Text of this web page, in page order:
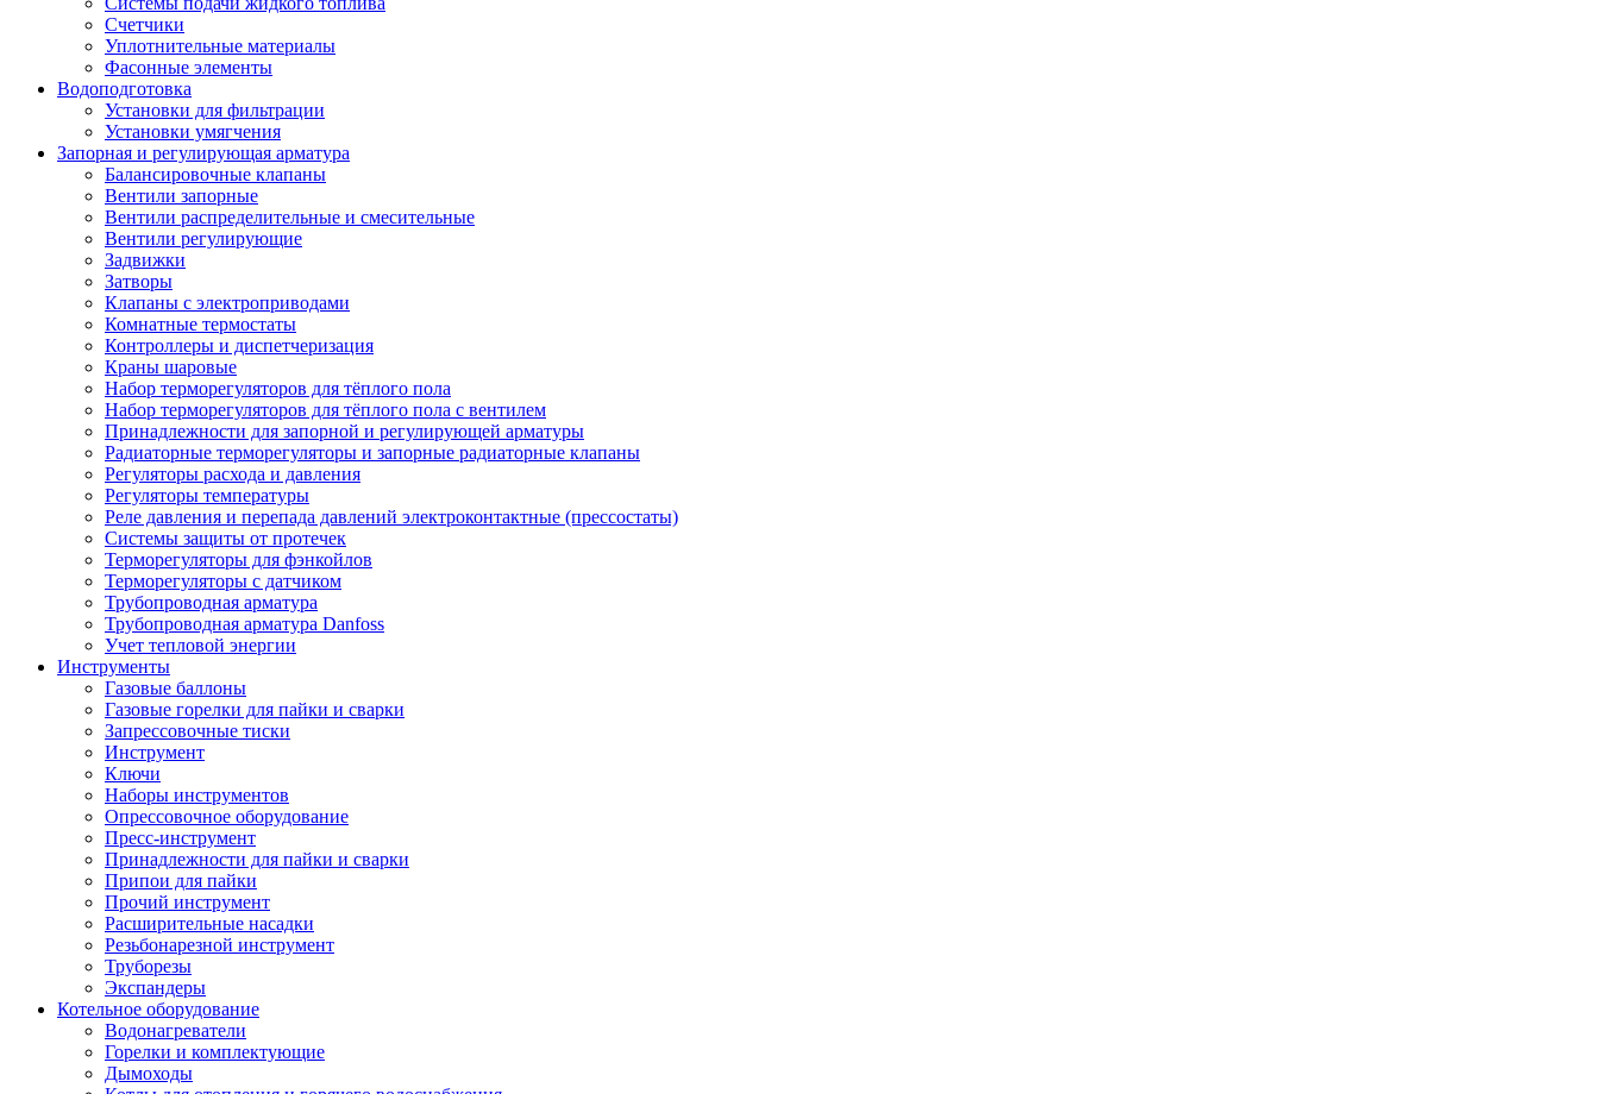
Счетчики
Уплотнительные материалы
Фасонные элементы
Водоподготовка
Установки для фильтрации
Установки умягчения
Запорная и регулирующая арматура
Балансировочные клапаны
Вентили запорные
Вентили распределительные и смесительные
Вентили регулирующие
Задвижки
Затворы
Клапаны с электроприводами
Комнатные термостаты
Контроллеры и диспетчеризация
Краны шаровые
Набор терморегуляторов для тёплого пола
Набор терморегуляторов для тёплого пола с вентилем
Принадлежности для запорной и регулирующей арматуры
Радиаторные терморегуляторы и запорные радиаторные клапаны
Регуляторы расхода и давления
Регуляторы температуры
Реле давления и перепада давлений электроконтактные (прессостаты)
Системы защиты от протечек
Терморегуляторы для фэнкойлов
Терморегуляторы с датчиком
Трубопроводная арматура
Трубопроводная арматура Danfoss
Учет тепловой энергии
Инструменты
Газовые баллоны
Газовые горелки для пайки и сварки
Запрессовочные тиски
Инструмент
Ключи
Наборы инструментов
Опрессовочное оборудование
Пресс-инструмент
Принадлежности для пайки и сварки
Припои для пайки
Прочий инструмент
Расширительные насадки
Резьбонарезной инструмент
Труборезы
Экспандеры
Котельное оборудование
Водонагреватели
Горелки и комплектующие
Дымоходы